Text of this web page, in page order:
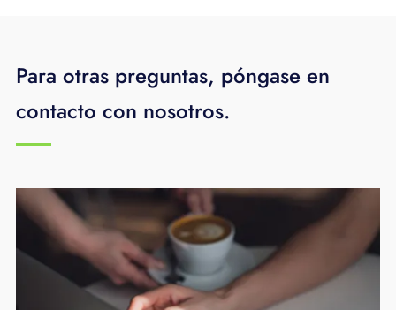
Para otras preguntas, póngase en
contacto con nosotros.